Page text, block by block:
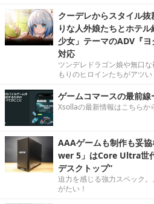
クーデレからスタイル
りな人外娘たちとホテ
少女」テーマのADV『
対応
ツンデレドラゴン娘や無口
もりのヒロインたちがアツい
ゲームコマースの最前
Xsollaの最新情報はこちらか
AAAゲームも制作も妥
wer 5」はCore Ultra世
デスクトップ”
迫力を感じる強力スペック
がたい！